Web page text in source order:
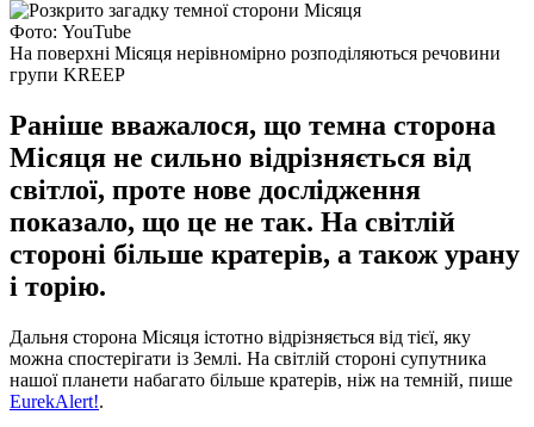
Фото: YouTube
На поверхні Місяця нерівномірно розподіляються речовини
групи KREEP
Раніше вважалося, що темна сторона
Місяця не сильно відрізняється від
світлої, проте нове дослідження
показало, що це не так. На світлій
стороні більше кратерів, а також урану
і торію.
Дальня сторона Місяця істотно відрізняється від тієї, яку
можна спостерігати із Землі. На світлій стороні супутника
нашої планети набагато більше кратерів, ніж на темній, пише
EurekAlert!.